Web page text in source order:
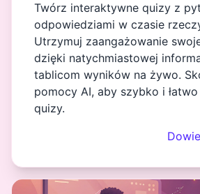
Twórz interaktywne quizy z
odpowiedziami w czasie
Utrzymuj zaangażowanie
dzięki natychmiastowej
tablicom wyników na żywo.
pomocy AI, aby szybko i
quizy.